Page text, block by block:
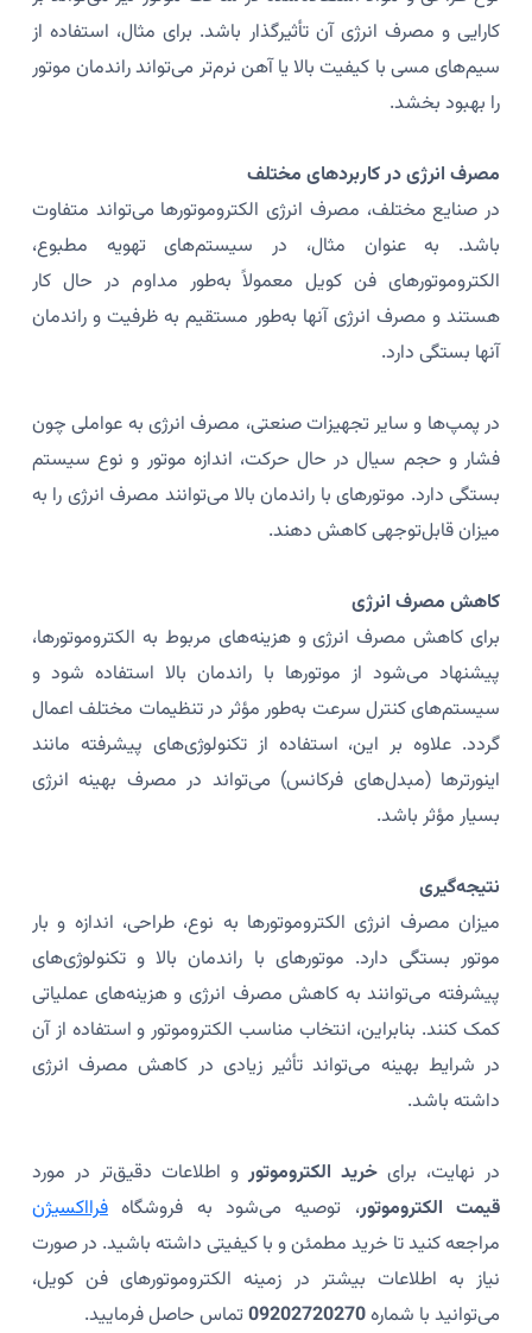
کارایی و مصرف انرژی آن تأثیرگذار باشد. برای مثال، استفاده از
سیم‌های مسی با کیفیت بالا یا آهن نرم‌تر می‌تواند راندمان موتور
را بهبود بخشد.
مصرف انرژی در کاربردهای مختلف
در صنایع مختلف، مصرف انرژی الکتروموتورها می‌تواند متفاوت
باشد. به عنوان مثال، در سیستم‌های تهویه مطبوع،
الکتروموتورهای فن کویل معمولاً به‌طور مداوم در حال کار
هستند و مصرف انرژی آنها به‌طور مستقیم به ظرفیت و راندمان
آنها بستگی دارد.
در پمپ‌ها و سایر تجهیزات صنعتی، مصرف انرژی به عواملی چون
فشار و حجم سیال در حال حرکت، اندازه موتور و نوع سیستم
بستگی دارد. موتورهای با راندمان بالا می‌توانند مصرف انرژی را به
میزان قابل‌توجهی کاهش دهند.
کاهش مصرف انرژی
برای کاهش مصرف انرژی و هزینه‌های مربوط به الکتروموتورها،
پیشنهاد می‌شود از موتورها با راندمان بالا استفاده شود و
سیستم‌های کنترل سرعت به‌طور مؤثر در تنظیمات مختلف اعمال
گردد. علاوه بر این، استفاده از تکنولوژی‌های پیشرفته مانند
اینورترها (مبدل‌های فرکانس) می‌تواند در مصرف بهینه انرژی
بسیار مؤثر باشد.
نتیجه‌گیری
میزان مصرف انرژی الکتروموتورها به نوع، طراحی، اندازه و بار
موتور بستگی دارد. موتورهای با راندمان بالا و تکنولوژی‌های
پیشرفته می‌توانند به کاهش مصرف انرژی و هزینه‌های عملیاتی
کمک کنند. بنابراین، انتخاب مناسب الکتروموتور و استفاده از آن
در شرایط بهینه می‌تواند تأثیر زیادی در کاهش مصرف انرژی
داشته باشد.
در نهایت، برای خرید الکتروموتورو اطلاعات دقیق‌تر در مورد
قیمت الکتروموتور، توصیه می‌شود به فروشگاه‌ فرااکسیژن
مراجعه کنید تا خرید مطمئن و با کیفیتی داشته باشید. در صورت
نیاز به اطلاعات بیشتر در زمینه الکتروموتورهای فن کویل،
می‌توانید با شماره09202720270 تماس حاصل فرمایید.